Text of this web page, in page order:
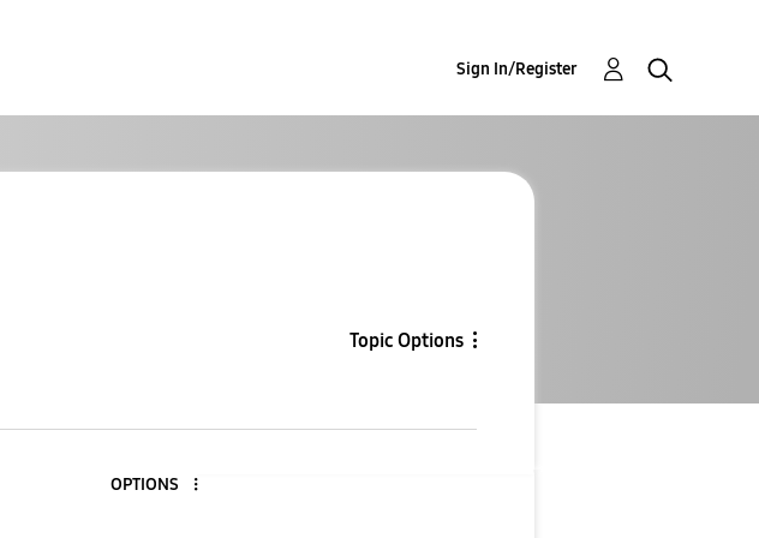
Sign In/Register
Topic Options
OPTIONS